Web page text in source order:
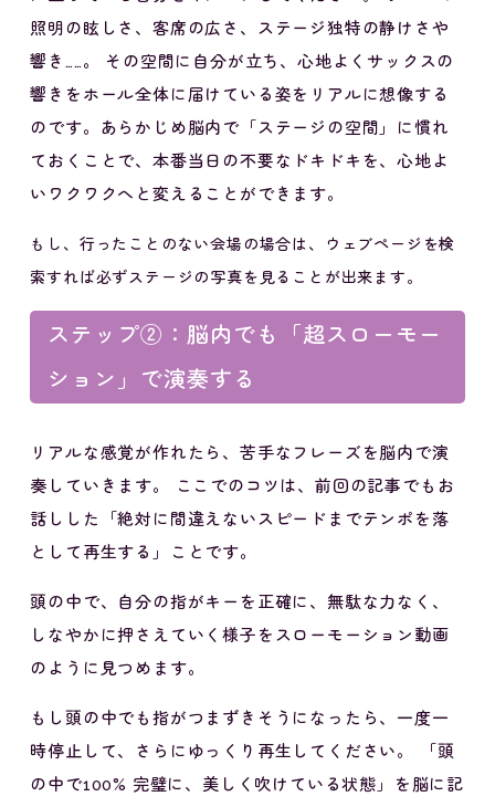
照明の眩しさ、客席の広さ、ステージ独特の静けさや
響き……。 その空間に自分が立ち、心地よくサックスの
響きをホール全体に届けている姿をリアルに想像する
のです。あらかじめ脳内で「ステージの空間」に慣れ
ておくことで、本番当日の不要なドキドキを、心地よ
いワクワクへと変えることができます。
もし、行ったことのない会場の場合は、ウェブページを検
索すれば必ずステージの写真を見ることが出来ます。
ステップ②：脳内でも「超スローモー
ション」で演奏する
リアルな感覚が作れたら、苦手なフレーズを脳内で演
奏していきます。 ここでのコツは、前回の記事でもお
話しした「絶対に間違えないスピードまでテンポを落
として再生する」ことです。
頭の中で、自分の指がキーを正確に、無駄な力なく、
しなやかに押さえていく様子をスローモーション動画
のように見つめます。
もし頭の中でも指がつまずきそうになったら、一度一
時停止して、さらにゆっくり再生してください。 「頭
の中で100% 完璧に、美しく吹けている状態」を脳に記